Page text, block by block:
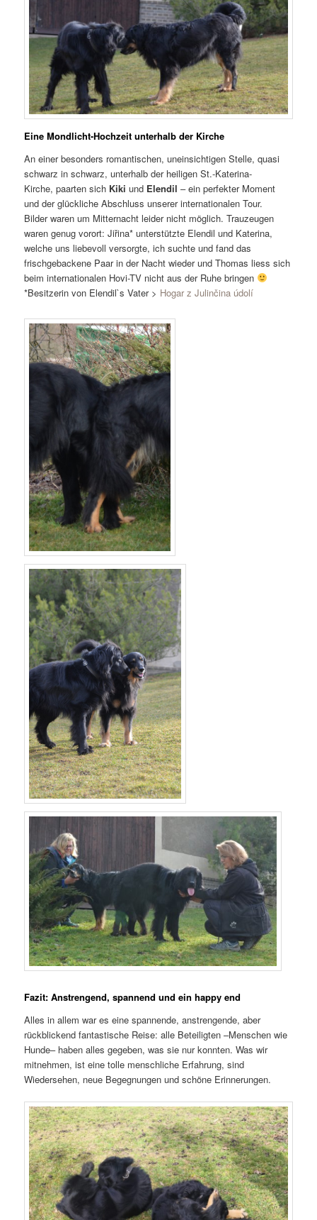
Eine Mondlicht-Hochzeit unterhalb der Kirche
An einer besonders romantischen, uneinsichtigen Stelle, quasi
schwarz in schwarz, unterhalb der heiligen St.-Katerina-
Kirche, paarten sich Kikiund Elendil– ein perfekter Moment
und der glückliche Abschluss unserer internationalen Tour.
Bilder waren um Mitternacht leider nicht möglich. Trauzeugen
waren genug vorort: Jiřina* unterstützte Elendil und Katerina,
welche uns liebevoll versorgte, ich suchte und fand das
frischgebackene Paar in der Nacht wieder und Thomas liess sich
beim internationalen Hovi-TV nicht aus der Ruhe bringen
*Besitzerin von Elendil`s Vater > Hogar z Julinčina údolí
Fazit: Anstrengend, spannend und ein happy end
Alles in allem war es eine spannende, anstrengende, aber
rückblickend fantastische Reise: alle Beteiligten –Menschen wie
Hunde– haben alles gegeben, was sie nur konnten. Was wir
mitnehmen, ist eine tolle menschliche Erfahrung, sind
Wiedersehen, neue Begegnungen und schöne Erinnerungen.